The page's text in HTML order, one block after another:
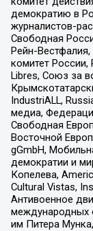
демократию в
журналистов-
Свободная
Рейн-
комитет России,
Libres, Союз за
IndustriALL,
медиа,
Свободная
Восточной
gGmbH,
демократии и
Копелева,
Cultural Vistas,
Антивоенное
международных
им Питера